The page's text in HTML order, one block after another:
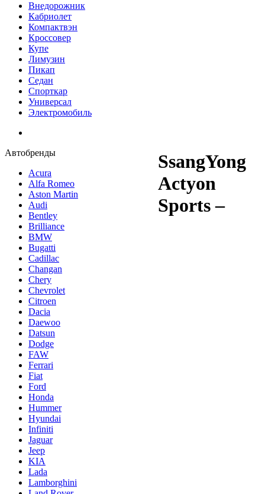
Внедорожник
Кабриолет
Компактвэн
Кроссовер
Купе
Лимузин
Пикап
Седан
Спорткар
Универсал
Электромобиль
Автобренды
Acura
Alfa Romeo
Aston Martin
Audi
Bentley
Brilliance
BMW
Bugatti
Cadillac
Changan
Chery
Chevrolet
Citroen
Dacia
Daewoo
Datsun
Dodge
FAW
Ferrari
Fiat
Ford
Honda
Hummer
Hyundai
Infiniti
Jaguar
Jeep
KIA
Lada
Lamborghini
SsangYong
Actyon
Sports –